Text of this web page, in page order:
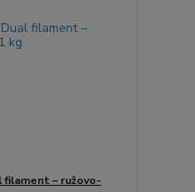
filament – ružovo-